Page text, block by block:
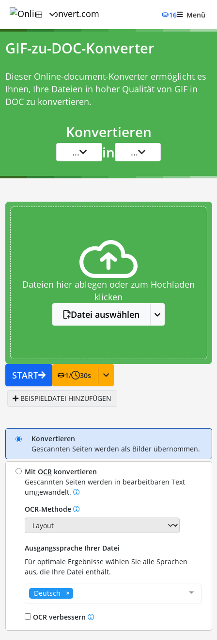
16 Menü
GIF-zu-DOC-Konverter
Dieser Online-document-Konverter ermöglicht es
Ihnen, Ihre Dateien in hoher Qualität von GIF in
DOC zu konvertieren.
Konvertieren
... in ...
Dateien hier ablegen oder zum Hochladen
klicken
Datei auswählen
START 1/ 30s
BEISPIELDATEI HINZUFÜGEN
Konvertieren
Gescannten Seiten werden als Bilder übernommen.
MitOCR konvertieren
Gescannten Seiten werden in bearbeitbaren Text
umgewandelt.
OCR-Methode
Ausgangssprache Ihrer Datei
Für optimale Ergebnisse wählen Sie alle Sprachen
aus, die Ihre Datei enthält.
Deutsch
OCR verbessern